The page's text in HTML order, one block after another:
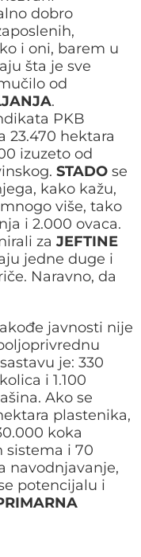
dobro
i oni, barem u
šta je sve
od
.
PKB
23.470 hektara
izuzeto od
STADO se
kako kažu,
više, tako
i 2.000 ovaca.
za JEFTINE
jedne duge i
Naravno, da
javnosti nije
je: 330
i 1.100
Ako se
plastenika,
koka
sistema i 70
navodnjavanje,
potencijalu i